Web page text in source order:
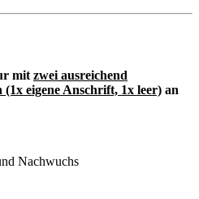
mit zwei ausreichend
eigene Anschrift, 1x leer) an
Nachwuchs